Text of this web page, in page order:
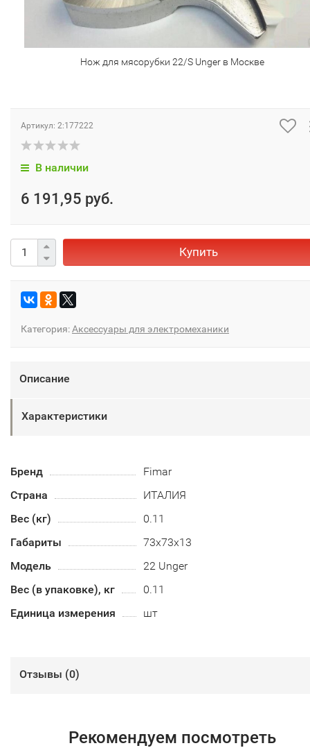
Нож для мясорубки 22/S Unger в Москве
Артикул: 2:177222
В наличии
6 191,95 руб.
Купить
Категория:Аксессуары для электромеханики
Описание
Характеристики
Бренд
Fimar
Страна
ИТАЛИЯ
Вес (кг)
0.11
Габариты
73х73х13
Модель
22 Unger
Вес (в упаковке), кг
0.11
Единица измерения
шт
Отзывы (0)
Рекомендуем посмотреть